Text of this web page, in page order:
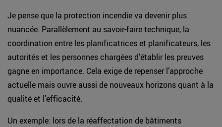
Je pense que la protection incendie va devenir plus
nuancée. Parallèlement au savoir-faire technique, la
coordination entre les planificatrices et planificateurs, les
autorités et les personnes chargées d’établir les preuves
gagne en importance. Cela exige de repenser l’approche
actuelle mais ouvre aussi de nouveaux horizons quant à la
qualité et l’efficacité.
Un exemple: lors de la réaffectation de bâtiments